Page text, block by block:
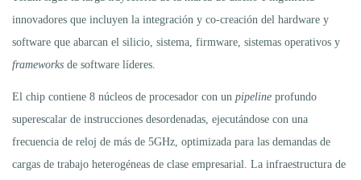
innovadores que incluyen la integración y co-creación del hardware y
software que abarcan el silicio, sistema, firmware, sistemas operativos y
frameworks de software líderes.
El chip contiene 8 núcleos de procesador con un pipeline profundo
superescalar de instrucciones desordenadas, ejecutándose con una
frecuencia de reloj de más de 5GHz, optimizada para las demandas de
cargas de trabajo heterogéneas de clase empresarial. La infraestructura de